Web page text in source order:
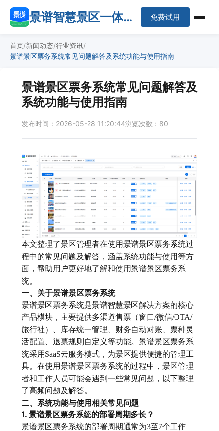
景谱智慧景区一体化
免费试用
首页 新闻动态 行业资讯
景谱景区票务系统常见问题解答及系统功能与使用指南
景谱景区票务系统常见问题解答及
系统功能与使用指南
发布时间：2026-05-28 11:20:44浏览次数：80
本文整理了景区管理者在使用景谱景区票务系统过
程中的常见问题及解答，涵盖系统功能与使用等方
面，帮助用户更好地了解和使用景谱景区票务系
统。
一、关于景谱景区票务系统
景谱景区票务系统是景谱智慧景区解决方案的核心
产品模块，主要提供多渠道售票（窗口/微信/OTA/
旅行社）、库存统一管理、财务自动对账、票种灵
活配置、退票规则自定义等功能。景谱景区票务系
统采用SaaS云服务模式，为景区提供便捷的管理工
具。在使用景谱景区票务系统的过程中，景区管理
者和工作人员可能会遇到一些常见问题，以下整理
了高频问题及解答。
二、系统功能与使用相关常见问题
1. 景谱景区票务系统的部署周期多长？
景谱景区票务系统的部署周期通常为3至7个工作